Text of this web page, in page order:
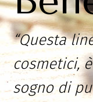
“Questa
cosmetici,
sogno di